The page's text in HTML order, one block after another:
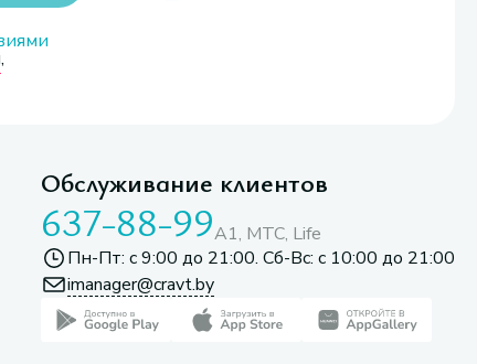
Обслуживание клиентов
637-88-99A1, МТС, Life
Пн-Пт: с 9:00 до 21:00. Сб-Вс: с 10:00 до 21:00
imanager@cravt.by